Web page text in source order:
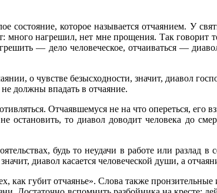
которое называется отчаянием. У
нагрешил, нет мне прощения. Так говорит
— дело человеческое, отчаиваться —
о чувстве безысходности, значит, диавол
должны впадать в отчаяние.
Отчаявшемуся не на что опереться,
остановить, то диавол доводит человека до
будь то неудачи в работе или
диавол касается человеческой души, а
как губит отчаянье». Слова также